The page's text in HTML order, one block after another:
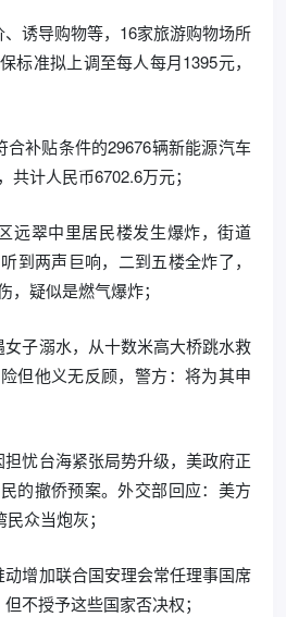
诱导购物等，16家旅游购物场所
标准拟上调至每人每月1395元，
补贴条件的29676辆新能源汽车
计人民币6702.6万元；
远翠中里居民楼发生爆炸，街道
到两声巨响，二到五楼全炸了，
，疑似是燃气爆炸；
子溺水，从十数米高大桥跳水救
但他义无反顾，警方：将为其申
忧台海紧张局势升级，美政府正
的撤侨预案。外交部回应：美方
众当炮灰；
增加联合国安理会常任理事国席
不授予这些国家否决权；